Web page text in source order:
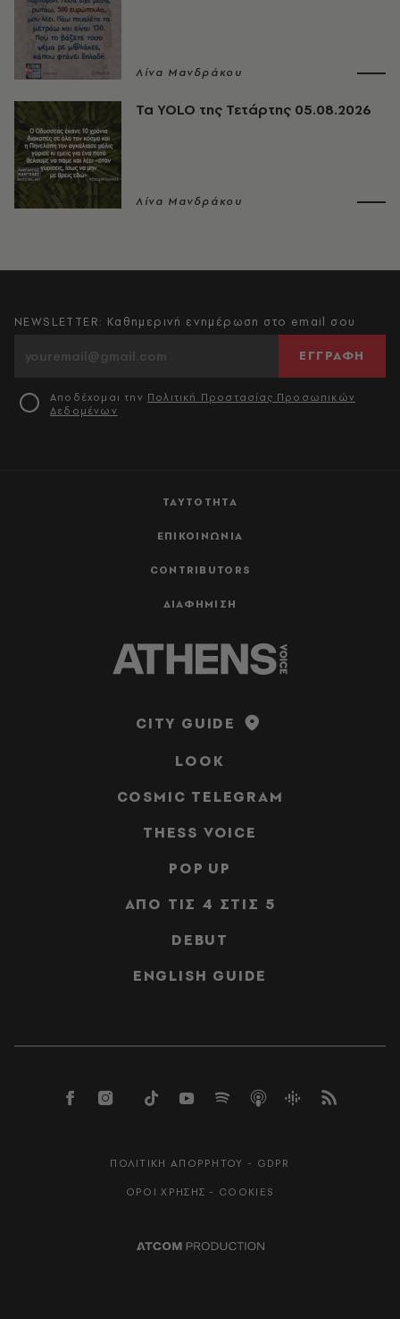
Λίνα Μανδράκου
Τα YOLO της Τετάρτης 05.08.2026
Λίνα Μανδράκου
ΤΑΥΤΟΤΗΤΑ
ΕΠΙΚΟΙΝΩΝΙΑ
CONTRIBUTORS
ΔΙΑΦΗΜΙΣΗ
NEWSLETTER: Καθημερινή ενημέρωση στο email σου
ΕΓΓΡΑΦΗ
Αποδέχομαι την Πολιτική Προστασίας Προσωπικών
Δεδομένων
CITY GUIDE
LOOK
COSMIC TELEGRAM
THESS VOICE
POP UP
ΑΠΟ ΤΙΣ 4 ΣΤΙΣ 5
DEBUT
ENGLISH GUIDE
ΠΟΛΙΤΙΚΗ ΑΠΟΡΡΗΤΟΥ - GDPR
ΟΡΟΙ ΧΡΗΣΗΣ - COOKIES